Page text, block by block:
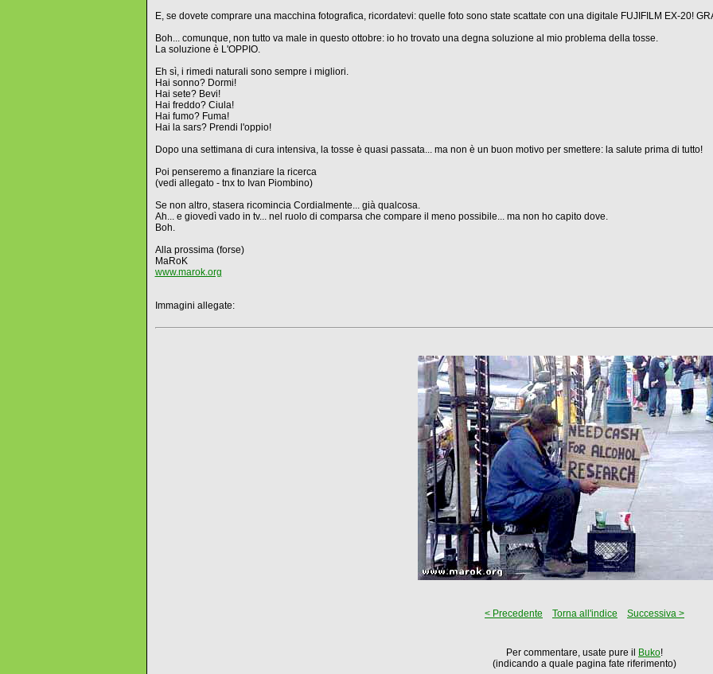
E, se dovete comprare una macchina fotografica, ricordatevi: quelle foto sono state scattate con una digitale FUJIFILM EX-20!
Boh... comunque, non tutto va male in questo ottobre: io ho trovato una degna soluzione al mio problema della tosse.
La soluzione è L'OPPIO.
Eh sì, i rimedi naturali sono sempre i migliori.
Hai sonno? Dormi!
Hai sete? Bevi!
Hai freddo? Ciula!
Hai fumo? Fuma!
Hai la sars? Prendi l'oppio!
Dopo una settimana di cura intensiva, la tosse è quasi passata... ma non è un buon motivo per smettere: la salute prima di tutto!
Poi penseremo a finanziare la ricerca
(vedi allegato - tnx to Ivan Piombino)
Se non altro, stasera ricomincia Cordialmente... già qualcosa.
Ah... e giovedì vado in tv... nel ruolo di comparsa che compare il meno possibile... ma non ho capito dove.
Boh.
Alla prossima (forse)
MaRoK
www.marok.org
Immagini allegate:
< Precedente Torna all'indice Successiva >
Per commentare, usate pure il Buko!
(indicando a quale pagina fate riferimento)